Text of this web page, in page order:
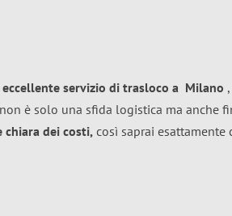
eccellente servizio di trasloco a Milano
non è solo una sfida logistica ma anche
chiara dei costi, così saprai esattamente